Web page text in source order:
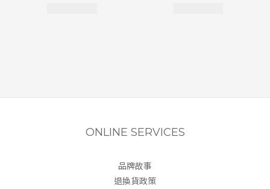
ONLINE SERVICES
品牌故事
退換貨政策